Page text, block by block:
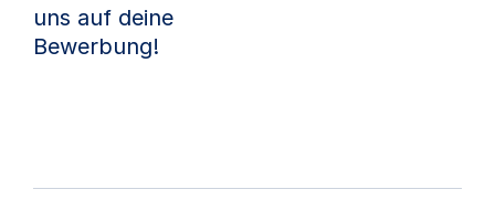
uns auf deine
Bewerbung!